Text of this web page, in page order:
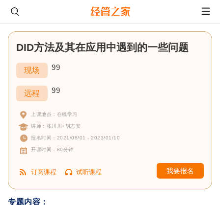
DID方法及其在应用中遇到的一些问题
现场 99
远程 99
上课地点：在线学习
讲师：张川川+胡志安
报名时间：2021/08/01 - 2023/01/10
开课时间：80分钟
订阅课程 试听课程 我要报名
专题内容：